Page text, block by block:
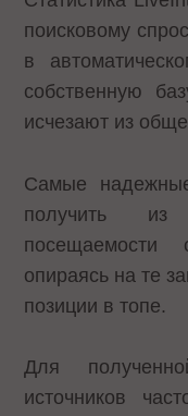
поисковому
в
собственную
исчезают из
Самые
получить из
опираясь на те
позиции в топе.
Для
источников